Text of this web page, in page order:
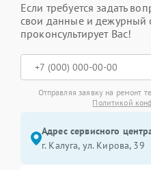
Если требуется задать
свои данные и дежурный
проконсультирует Вас!
Отправляя заявку на ремонт
Политикой
Адрес сервисного
г. Калуга, ул. Кирова, 39